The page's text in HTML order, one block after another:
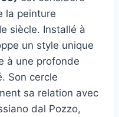
la peinture
siècle. Installé à
un style unique
à une profonde
Son cercle
sa relation avec
dal Pozzo,